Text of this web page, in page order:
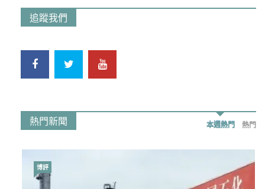
追蹤我們
熱門新聞 本週熱門 熱門
博評
時事政治